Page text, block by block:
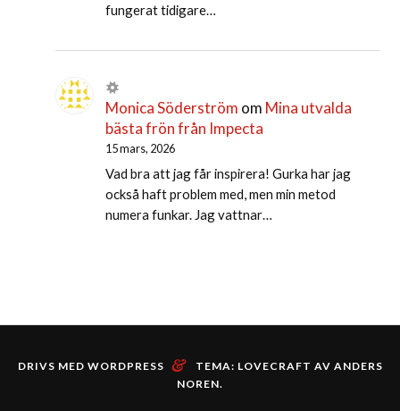
fungerat tidigare…
Monica Söderström om Mina utvalda
bästa frön från Impecta
15 mars, 2026
Vad bra att jag får inspirera! Gurka har jag
också haft problem med, men min metod
numera funkar. Jag vattnar…
DRIVS MED WORDPRESS & TEMA: LOVECRAFT AV ANDERS
NOREN.